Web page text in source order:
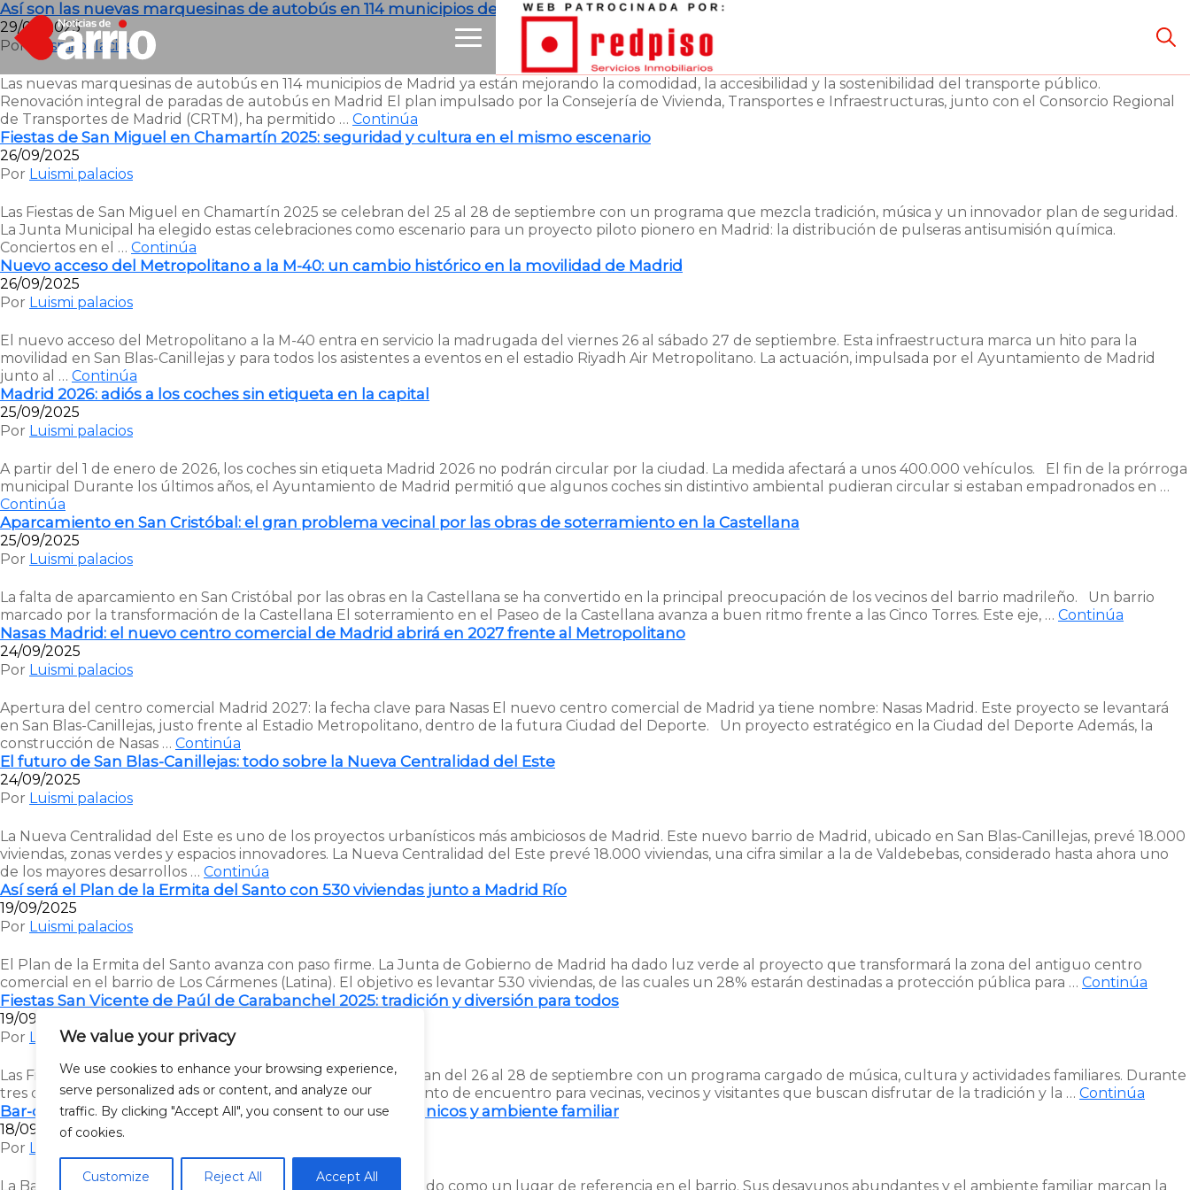
We value your privacy
We use cookies to enhance your browsing experience,
serve personalized ads or content, and analyze our
traffic. By clicking "Accept All", you consent to our use
of cookies.
Customize Reject All Accept All
Así son las nuevas marquesinas de autobús en 114 municipios de Madrid
29/09/2025
Por
Luismi palacios
Las nuevas marquesinas de autobús en 114 municipios de Madrid ya están mejorando la comodidad, la accesibilidad y la sostenibilidad del transporte público.
Renovación integral de paradas de autobús en Madrid El plan impulsado por la Consejería de Vivienda, Transportes e Infraestructuras, junto con el Consorcio Regional
de Transportes de Madrid (CRTM), ha permitido … Continúa
Fiestas de San Miguel en Chamartín 2025: seguridad y cultura en el mismo escenario
26/09/2025
Por Luismi palacios
Las Fiestas de San Miguel en Chamartín 2025 se celebran del 25 al 28 de septiembre con un programa que mezcla tradición, música y un innovador plan de seguridad.
La Junta Municipal ha elegido estas celebraciones como escenario para un proyecto piloto pionero en Madrid: la distribución de pulseras antisumisión química.
Conciertos en el … Continúa
Nuevo acceso del Metropolitano a la M-40: un cambio histórico en la movilidad de Madrid
26/09/2025
Por Luismi palacios
El nuevo acceso del Metropolitano a la M-40 entra en servicio la madrugada del viernes 26 al sábado 27 de septiembre. Esta infraestructura marca un hito para la
movilidad en San Blas-Canillejas y para todos los asistentes a eventos en el estadio Riyadh Air Metropolitano. La actuación, impulsada por el Ayuntamiento de Madrid
junto al … Continúa
Madrid 2026: adiós a los coches sin etiqueta en la capital
25/09/2025
Por Luismi palacios
A partir del 1 de enero de 2026, los coches sin etiqueta Madrid 2026 no podrán circular por la ciudad. La medida afectará a unos 400.000 vehículos. El fin de la prórroga
municipal Durante los últimos años, el Ayuntamiento de Madrid permitió que algunos coches sin distintivo ambiental pudieran circular si estaban empadronados en …
Continúa
Aparcamiento en San Cristóbal: el gran problema vecinal por las obras de soterramiento en la Castellana
25/09/2025
Por Luismi palacios
La falta de aparcamiento en San Cristóbal por las obras en la Castellana se ha convertido en la principal preocupación de los vecinos del barrio madrileño. Un barrio
marcado por la transformación de la Castellana El soterramiento en el Paseo de la Castellana avanza a buen ritmo frente a las Cinco Torres. Este eje, … Continúa
Nasas Madrid: el nuevo centro comercial de Madrid abrirá en 2027 frente al Metropolitano
24/09/2025
Por Luismi palacios
Apertura del centro comercial Madrid 2027: la fecha clave para Nasas El nuevo centro comercial de Madrid ya tiene nombre: Nasas Madrid. Este proyecto se levantará
en San Blas-Canillejas, justo frente al Estadio Metropolitano, dentro de la futura Ciudad del Deporte. Un proyecto estratégico en la Ciudad del Deporte Además, la
construcción de Nasas … Continúa
El futuro de San Blas-Canillejas: todo sobre la Nueva Centralidad del Este
24/09/2025
Por Luismi palacios
La Nueva Centralidad del Este es uno de los proyectos urbanísticos más ambiciosos de Madrid. Este nuevo barrio de Madrid, ubicado en San Blas-Canillejas, prevé 18.000
viviendas, zonas verdes y espacios innovadores. La Nueva Centralidad del Este prevé 18.000 viviendas, una cifra similar a la de Valdebebas, considerado hasta ahora uno
de los mayores desarrollos … Continúa
Así será el Plan de la Ermita del Santo con 530 viviendas junto a Madrid Río
19/09/2025
Por Luismi palacios
El Plan de la Ermita del Santo avanza con paso firme. La Junta de Gobierno de Madrid ha dado luz verde al proyecto que transformará la zona del antiguo centro
comercial en el barrio de Los Cármenes (Latina). El objetivo es levantar 530 viviendas, de las cuales un 28% estarán destinadas a protección pública para … Continúa
Fiestas San Vicente de Paúl de Carabanchel 2025: tradición y diversión para todos
19/09/2025
Por Luismi palacios
Las Fiestas San Vicente de Paúl de Carabanchel 2025 regresan del 26 al 28 de septiembre con un programa cargado de música, cultura y actividades familiares. Durante
tres días, la Plaza San Vicente de Paúl se convertirá en el punto de encuentro para vecinas, vecinos y visitantes que buscan disfrutar de la tradición y la … Continúa
Bar-cafetería Antojitos en Doctor Fleming: desayunos únicos y ambiente familiar
18/09/2025
Por Luismi palacios
La Bar-cafetería Antojitos en Doctor Fleming se ha consolidado como un lugar de referencia en el barrio. Sus desayunos abundantes y el ambiente familiar marcan la